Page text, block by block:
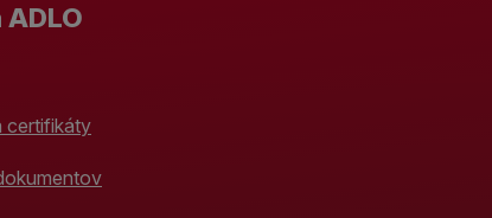
ADLO
certifikáty